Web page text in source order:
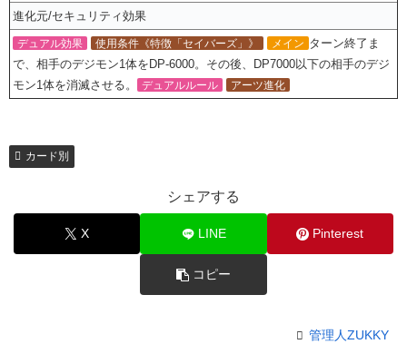
進化元/セキュリティ効果
デュアル効果 使用条件《特徴「セイバーズ」》 メイン ターン終了ま
で、相手のデジモン1体をDP-6000。その後、DP7000以下の相手のデジ
モン1体を消滅させる。
デュアルルール アーツ進化
カード別
シェアする
X LINE Pinterest
コピー
管理人ZUKKY